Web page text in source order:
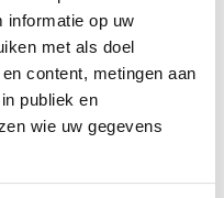
informatie op uw
met als doel
content, metingen aan
publiek en
wie uw gegevens